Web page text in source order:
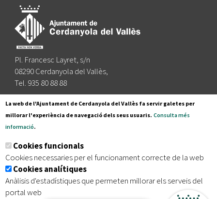
Pl. Francesc Layret, s/n
08290 Cerdanyola del Vallès,
Tel. 935 80 88 88
Segueix-nos a:
Subscriu-te al nostre butlletí
Inici | Avís legal | Protecció de dades
| Accessibilitat
La web de l'Ajuntament de Cerdanyola del Vallès fa servir galetes per
millorar l'experiència de navegació dels seus usuaris. Consulta més
informació.
Cookies funcionals
Cookies necessaries per el funcionament correcte de la web
Cookies analítiques
Anàlisis d'estadístiques que permeten millorar els serveis del
portal web